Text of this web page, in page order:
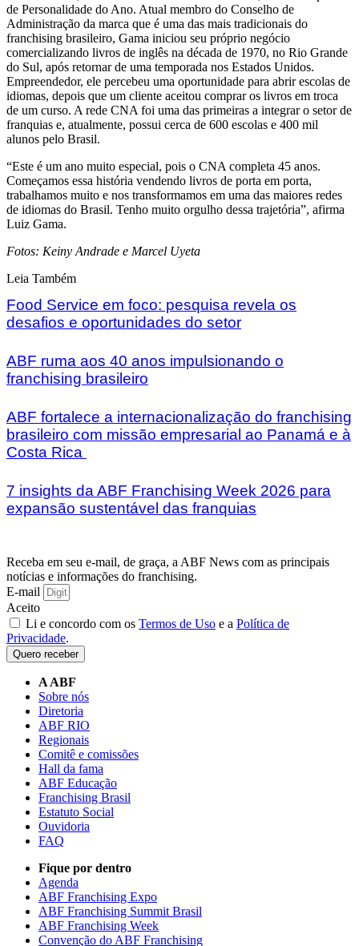
de Personalidade do Ano. Atual membro do Conselho de
Administração da marca que é uma das mais tradicionais do
franchising brasileiro, Gama iniciou seu próprio negócio
comercializando livros de inglês na década de 1970, no Rio Grande
do Sul, após retornar de uma temporada nos Estados Unidos.
Empreendedor, ele percebeu uma oportunidade para abrir escolas de
idiomas, depois que um cliente aceitou comprar os livros em troca
de um curso. A rede CNA foi uma das primeiras a integrar o setor de
franquias e, atualmente, possui cerca de 600 escolas e 400 mil
alunos pelo Brasil.
“Este é um ano muito especial, pois o CNA completa 45 anos.
Começamos essa história vendendo livros de porta em porta,
trabalhamos muito e nos transformamos em uma das maiores redes
de idiomas do Brasil. Tenho muito orgulho dessa trajetória”, afirma
Luiz Gama.
Fotos: Keiny Andrade e Marcel Uyeta
Leia Também
Food Service em foco: pesquisa revela os
desafios e oportunidades do setor
ABF ruma aos 40 anos impulsionando o
franchising brasileiro
ABF fortalece a internacionalização do franchising
brasileiro com missão empresarial ao Panamá e à
Costa Rica
7 insights da ABF Franchising Week 2026 para
expansão sustentável das franquias
Receba em seu e-mail, de graça, a ABF News com as principais
notícias e informações do franchising.
E-mail
Aceito
Li e concordo com os Termos de Uso e a Política de
Privacidade.
Quero receber
A ABF
Sobre nós
Diretoria
ABF RIO
Regionais
Comitê e comissões
Hall da fama
ABF Educação
Franchising Brasil
Estatuto Social
Ouvidoria
FAQ
Fique por dentro
Agenda
ABF Franchising Expo
ABF Franchising Summit Brasil
ABF Franchising Week
Convenção do ABF Franchising